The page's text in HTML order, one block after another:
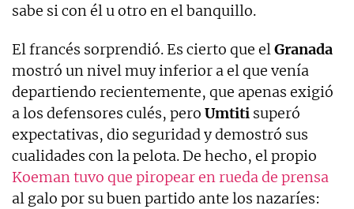
sabe si con él u otro en el banquillo.
El francés sorprendió. Es cierto que elGranada
mostró un nivel muy inferior a el que venía
departiendo recientemente, que apenas exigió
a los defensores culés, pero Umtiti superó
expectativas, dio seguridad y demostró sus
cualidades con la pelota. De hecho, el propio
Koeman tuvo que piropear en rueda de prensa
al galo por su buen partido ante los nazaríes: